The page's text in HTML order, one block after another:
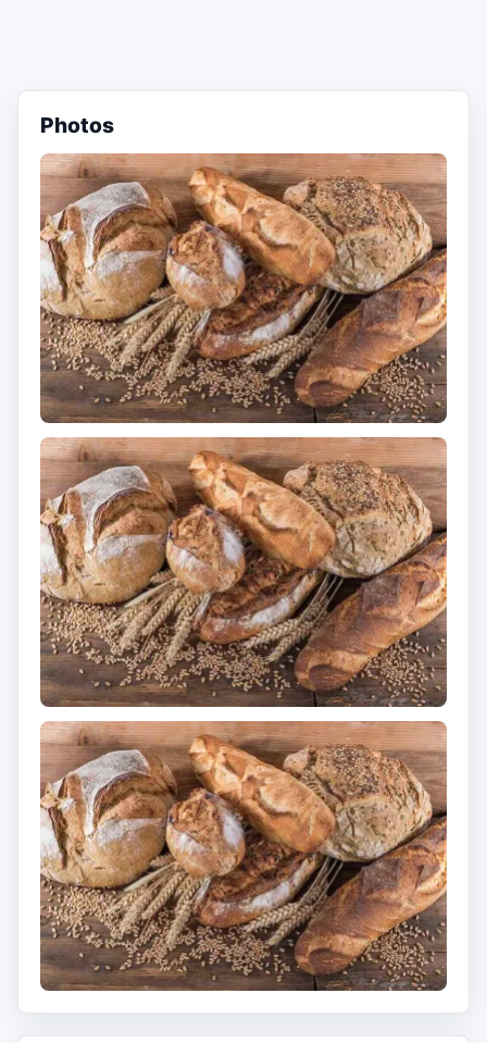
Photos